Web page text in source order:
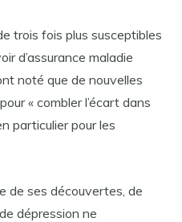
trois fois plus susceptibles
d’assurance maladie
noté que de nouvelles
« combler l’écart dans
particulier pour les
de ses découvertes, de
dépression ne